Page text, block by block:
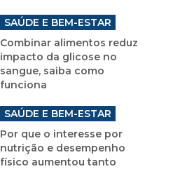
SAÚDE E BEM-ESTAR
Combinar alimentos reduz
impacto da glicose no
sangue, saiba como
funciona
SAÚDE E BEM-ESTAR
Por que o interesse por
nutrição e desempenho
físico aumentou tanto